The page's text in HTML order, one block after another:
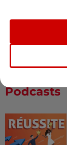
Podcasts